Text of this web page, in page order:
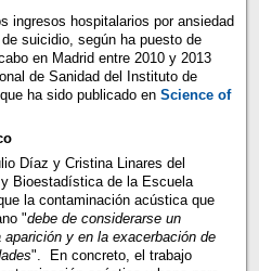
ingresos hospitalarios por ansiedad
suicidio, según ha puesto de
en Madrid entre 2010 y 2013
de Sanidad del Instituto de
ha sido publicado en Science of
Díaz y Cristina Linares del
Bioestadística de la Escuela
la contaminación acústica que
"debe de considerarse un
y en la exacerbación de
". En concreto, el trabajo